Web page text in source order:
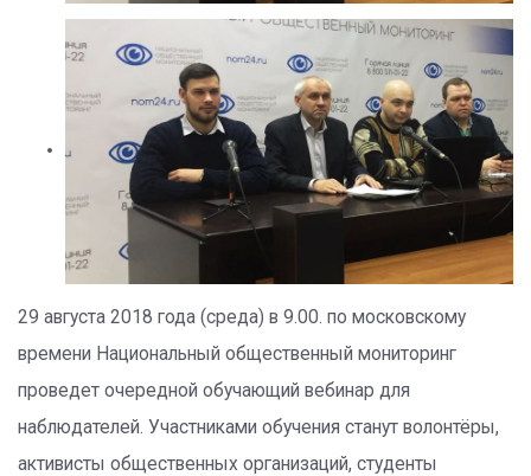
29 августа 2018 года (среда) в 9.00. по московскому
времени Национальный общественный мониторинг
проведет очередной обучающий вебинар для
наблюдателей. Участниками обучения станут волонтёры,
активисты общественных организаций, студенты